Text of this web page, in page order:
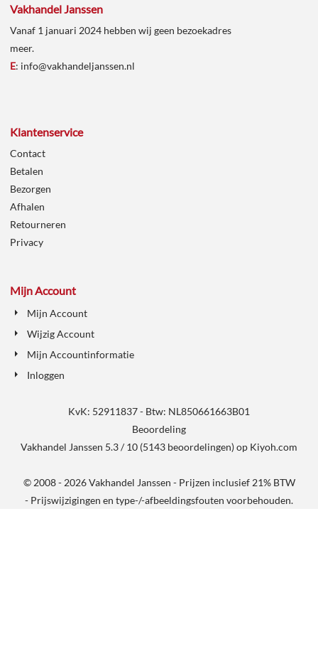
Vakhandel Janssen
Vanaf 1 januari 2024 hebben wij geen bezoekadres
meer.
E: info@vakhandeljanssen.nl
Klantenservice
Contact
Betalen
Bezorgen
Afhalen
Retourneren
Privacy
Mijn Account
Mijn Account
Wijzig Account
Mijn Accountinformatie
Inloggen
KvK: 52911837 - Btw: NL850661663B01
Beoordeling
Vakhandel Janssen 5.3/10 (5143 beoordelingen) op Kiyoh.com
© 2008 - 2026 Vakhandel Janssen - Prijzen inclusief 21% BTW
- Prijswijzigingen en type-/-afbeeldingsfouten voorbehouden.